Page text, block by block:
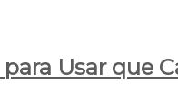
Usar que